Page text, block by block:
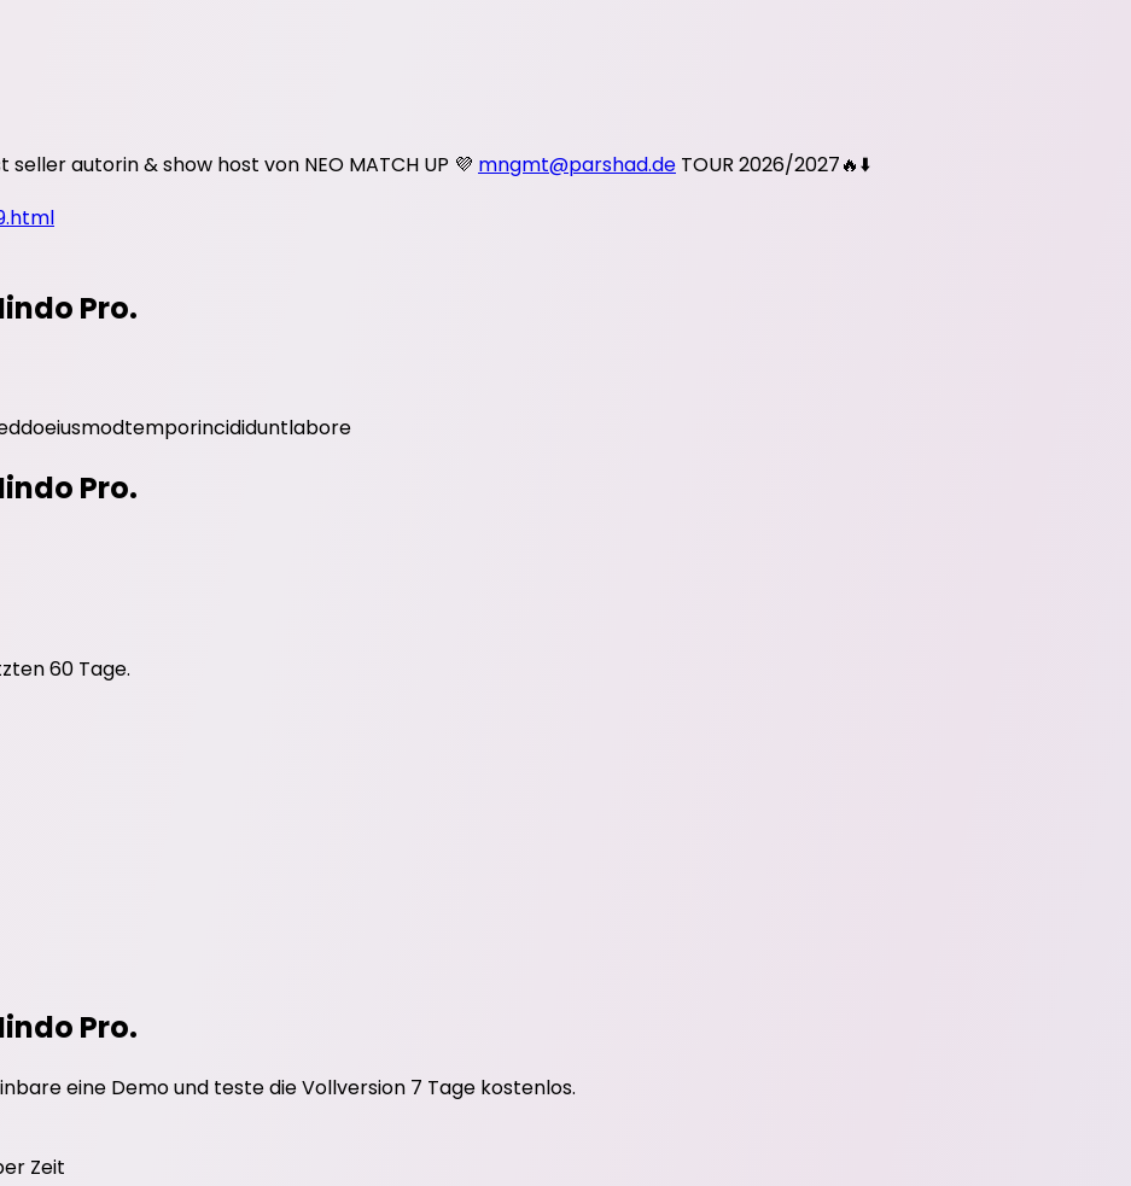
autorin & show host von NEO MATCH UP 💜 mngmt@parshad.de TOUR 2026/2027🔥⬇️
Pro.
doeiusmodtemporincididuntlabore
Pro.
60 Tage.
Pro.
eine Demo und teste die Vollversion 7 Tage kostenlos.
Zeit